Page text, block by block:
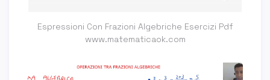
Espressioni Con Frazioni Algebriche Esercizi Pdf
www.matematicaok.com